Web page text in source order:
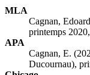
MLA
Cagnan,
printemps 2020,
APA
Cagnan, E.
Ducournau),